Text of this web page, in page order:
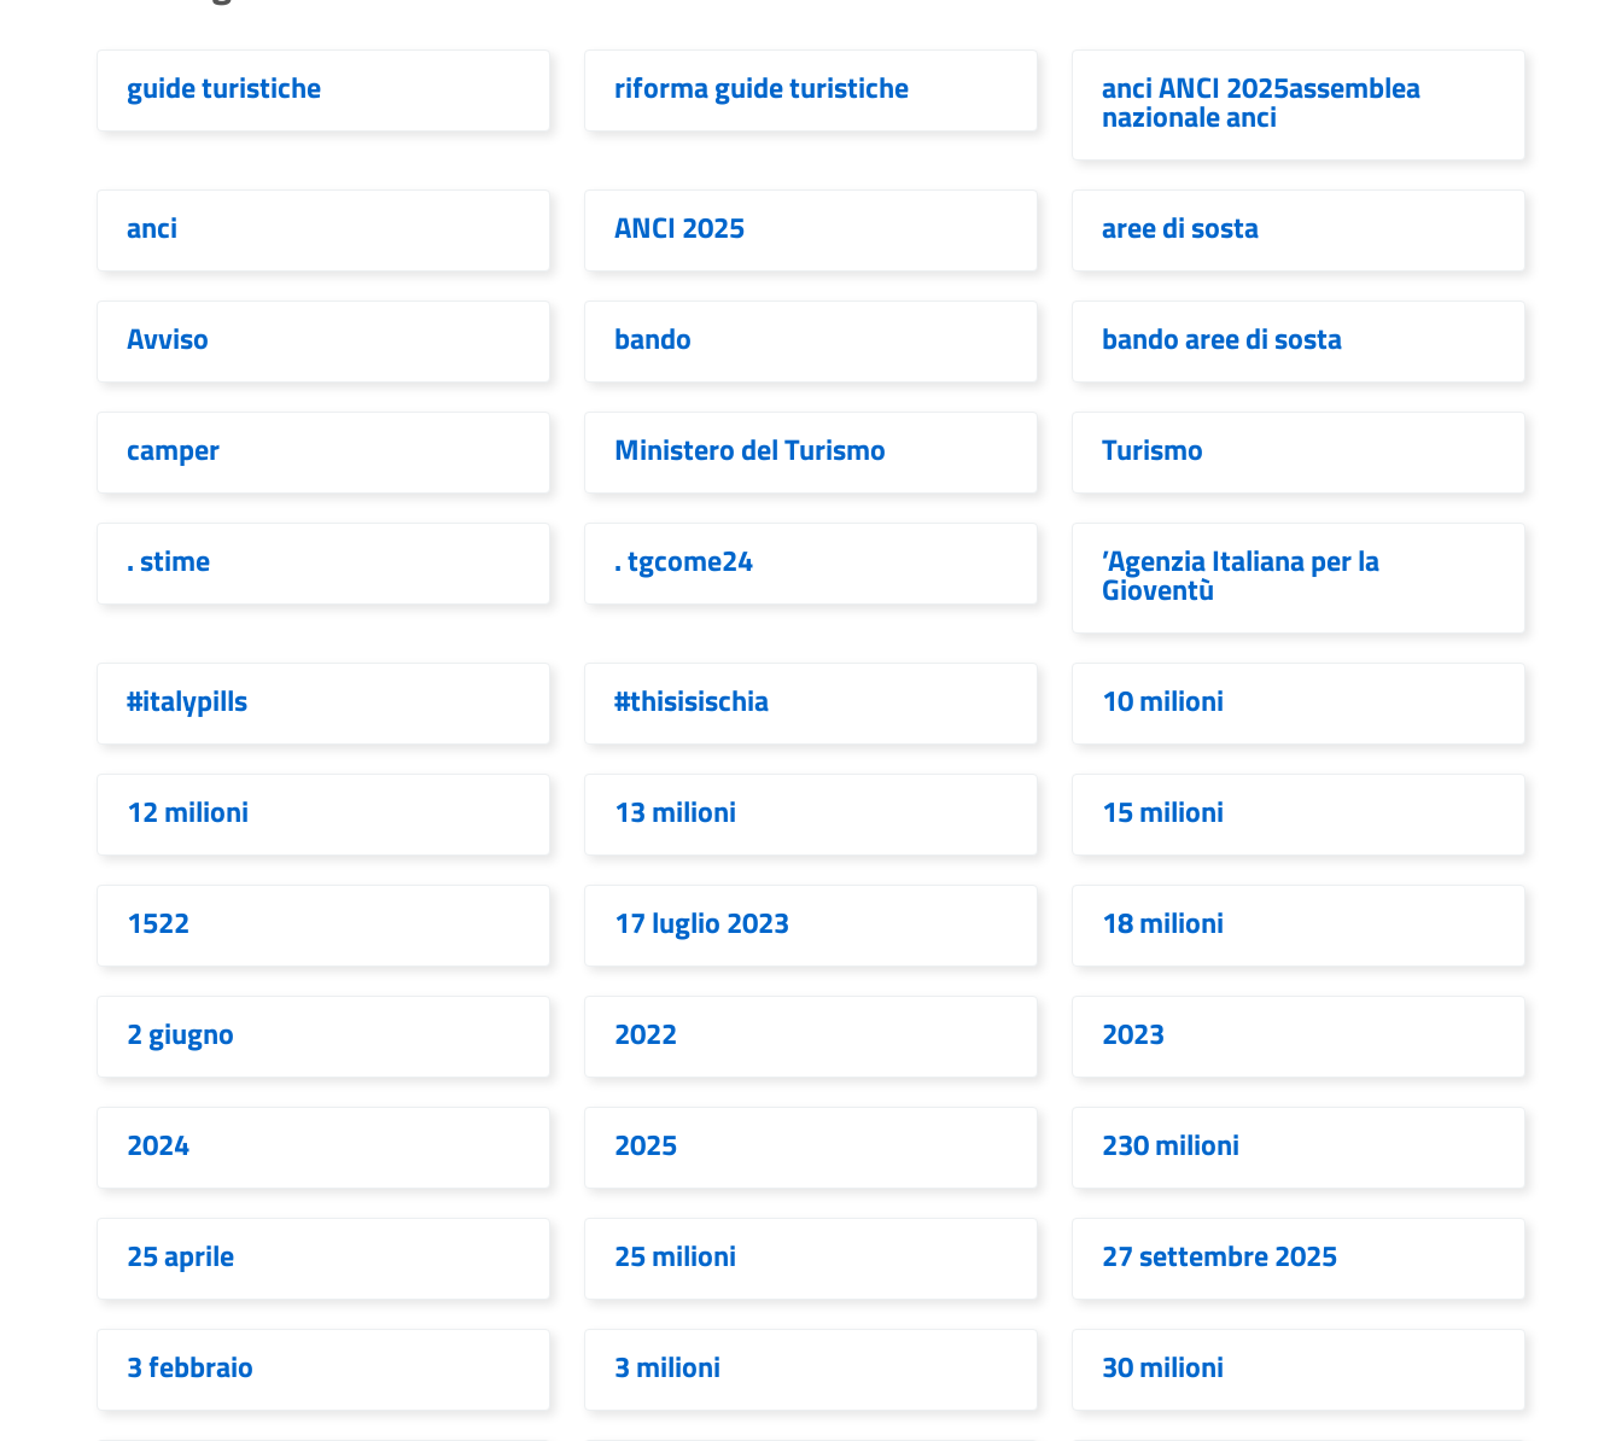
guide turistiche riforma guide turistiche anci ANCI 2025assemblea
nazionale anci
anci ANCI 2025 aree di sosta
Avviso bando bando aree di sosta
camper Ministero del Turismo Turismo
. stime . tgcome24 ’Agenzia Italiana per la
Gioventù
#italypills #thisisischia 10 milioni
12 milioni 13 milioni 15 milioni
1522 17 luglio 2023 18 milioni
2 giugno 2022 2023
2024 2025 230 milioni
25 aprile 25 milioni 27 settembre 2025
3 febbraio 3 milioni 30 milioni